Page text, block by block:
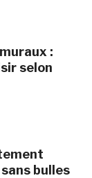
:
selon
bulles